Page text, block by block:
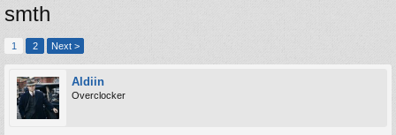
smth
1 2 Next >
Aldiin
Overclocker